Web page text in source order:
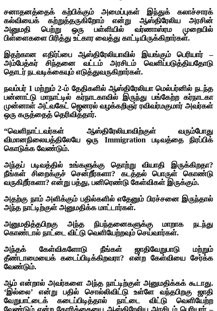
சனாதனத்தைக் கற்பிக்கும் அமைப்புகள் இந்துக் கலாச்சாரக்
கல்வியைக் கற்றுத்தருகிறோம் என்று ஆஸ்திரேலிய அரசின்
அனுமதி பெற்று ஒரு பள்ளியில் வர்ணாஸ்ரம முறையில்
பிள்ளைகளை பிரித்து உட்கார வைத்து காட்டியிருக்கிறார்கள்.
இதற்கான எதிர்ப்பை ஆஸ்திரேலியாவில் இயங்கும் பெரியார் –
அம்பேத்கர் சிந்தனை வட்டம் அரசிடம் வெளிப்படுத்தியதோடு
தொடர் நடவடிக்கையும் எடுத்துவருகிறார்கள்.
நவம்பர் 1 மற்றும் 2-ம் தேதிகளில் ஆஸ்திரேலியா மெல்பர்னில் நடந்த
பன்னாட்டு மாநாட்டில் கர்நாடகாவில் இருந்து பங்கேற்ற கர்நாடகா
முன்னாள் அட்வகேட் ஜெனரல் வழக்கறிஞர் ரவிவர்மகுமார் அவர்கள்
ஒரு கருத்தைத் தெரிவித்தார்.
“வெளிநாட்டவர்கள் ஆஸ்திரேலியாவிற்குள் வரும்போது
விமானநிலையத்திலேயே ஒரு Immigration படிவத்தை நிரப்பிக்
கொடுக்க வேண்டும்.
அந்தப் படிவத்தில் உங்களுக்கு தொற்று வியாதி இருக்கிறதா?
நீங்கள் சிறைக்குச் சென்றீர்களா? கடத்தல் பொருள் கொண்டு
வருகிறீர்களா? என்று பத்து, பனிரெண்டு கேள்விகள் இருக்கும்.
அதற்கு நாம் அளிக்கும் பதில்களில் எதேனும் பிரச்சனை இருந்தால்
அந்த நாட்டிற்குள் அனுமதிக்க மாட்டார்கள்.
அனுமதித்தபிறகு அந்த நிபந்தனைகளுக்கு மாறாக நடந்து
கொண்டால் நாட்டை விட்டு வெளியேற்றவும் செய்வார்கள்.
அந்தக் கேள்விகளோடு நீங்கள் ஜாதிவேறுபாடு மற்றும்
தீண்டாமையைக் கடைப்பிடிக்கிறவரா? என்ற கேள்வியை சேர்க்க
வேண்டும்.
ஆம் என்றால் அவர்களை அந்த நாட்டிற்குள் அனுமதிக்கக் கூடாது.
‘இல்லை’ என்று பதில் சொல்லிவிட்டு உள்ளே வந்தபிறகு ஜாதி
வேறுபாட்டைக் கடைப்பிடித்தால் நாட்டை விட்டு வெளியேற்ற
வேண்டும் என்ற கோரிக்கையை ஆஸ்திரேலிய அரசிடம் பெரியார் –